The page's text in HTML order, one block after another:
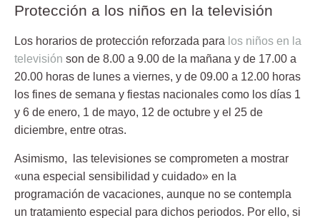
Protección a los niños en la televisión
Los horarios de protección reforzada para los niños en la
televisión son de 8.00 a 9.00 de la mañana y de 17.00 a
20.00 horas de lunes a viernes, y de 09.00 a 12.00 horas
los fines de semana y fiestas nacionales como los días 1
y 6 de enero, 1 de mayo, 12 de octubre y el 25 de
diciembre, entre otras.
Asimismo, las televisiones se comprometen a mostrar
«una especial sensibilidad y cuidado» en la
programación de vacaciones, aunque no se contempla
un tratamiento especial para dichos periodos. Por ello, si